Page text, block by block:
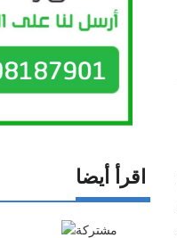
اقرأ أيضا